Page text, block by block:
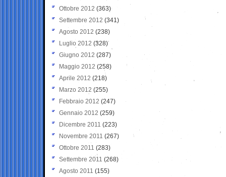
Ottobre 2012 (363)
Settembre 2012 (341)
Agosto 2012 (238)
Luglio 2012 (328)
Giugno 2012 (287)
Maggio 2012 (258)
Aprile 2012 (218)
Marzo 2012 (255)
Febbraio 2012 (247)
Gennaio 2012 (259)
Dicembre 2011 (223)
Novembre 2011 (267)
Ottobre 2011 (283)
Settembre 2011 (268)
Agosto 2011 (155)